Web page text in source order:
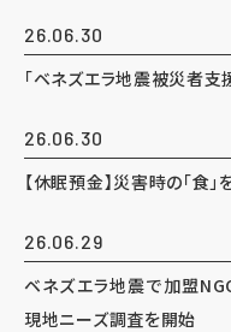
26.06.30
「ベネズエラ地震被災者支
26.06.30
【休眠預金】災害時の「食
26.06.29
ベネズエラ地震で加盟
現地ニーズ調査を開始